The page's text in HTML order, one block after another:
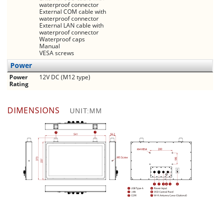
waterproof connector
External COM cable with
waterproof connector
External LAN cable with
waterproof connector
Waterproof caps
Manual
VESA screws
Power
Power
Rating
12V DC (M12 type)
DIMENSIONS UNIT:MM